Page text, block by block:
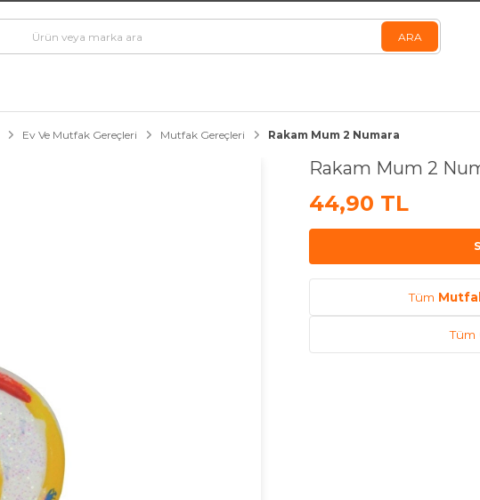
Ev Ve Mutfak Gereçleri Mutfak Gereçleri Rakam Mum 2 Numara
Rakam Mum 2
44,90 TL
Tüm
Tüm